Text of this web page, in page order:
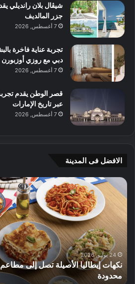
شيڤال بلان رانديلي
جزر المالديف
7 أغسطس, 2026
تجربة عناية فاخرة
دبي مع روزي أوزبورن
7 أغسطس, 2026
قصر الوطن يقدم
عبر تاريخ الإمارات
7 أغسطس, 2026
الافضل فى المدينة
مطاعم ايكيا الإمارات لفترة
ج
ي
أ
م
ج
ي
ه
و
م
8 يوليو, 2026
الأثاث